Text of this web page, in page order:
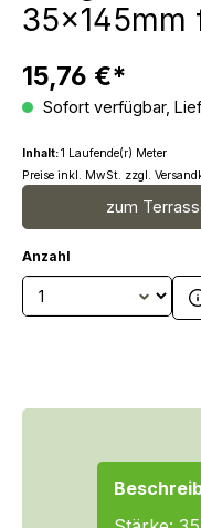
35x145mm
15,76 €*
Sofort verfügbar,
Inhalt:1 Laufende(r) Meter
Preise inkl. MwSt. zzgl.
zum
Anzahl
Produkt